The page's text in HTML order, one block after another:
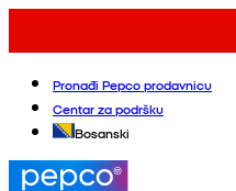
Pronađi Pepco prodavnicu
Centar za podršku
Bosanski